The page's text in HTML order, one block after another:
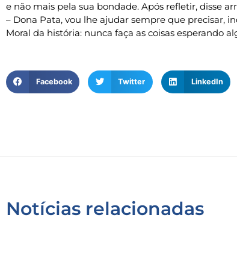
e não mais pela sua bondade. Após refletir, disse
– Dona Pata, vou lhe ajudar sempre que precisar,
Moral da história: nunca faça as coisas esperando
Facebook Twitter LinkedIn
Notícias relacionadas